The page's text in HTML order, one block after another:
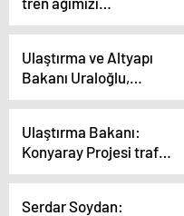
Karadeniz’e
Ulaştırma ve Altyapı
Bakanı Uraloğlu,
Konya’ya 55,6
hattı kazandırılacağını
açıkladı
Ulaştırma Bakanı:
Konyaray Projesi trafik
yoğunluğunu
Serdar Soydan: